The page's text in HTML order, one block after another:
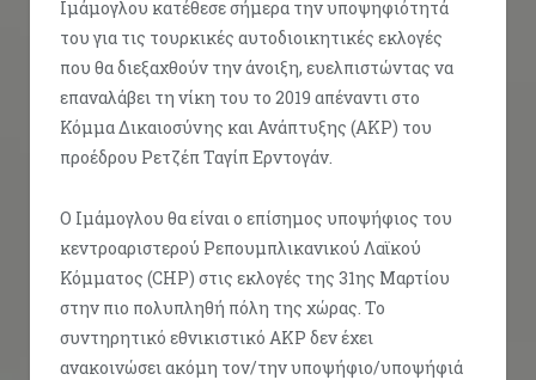
Ιμάμογλου κατέθεσε σήμερα την υποψηφιότητά
του για τις τουρκικές αυτοδιοικητικές εκλογές
που θα διεξαχθούν την άνοιξη, ευελπιστώντας να
επαναλάβει τη νίκη του το 2019 απέναντι στο
Κόμμα Δικαιοσύνης και Ανάπτυξης (AKP) του
προέδρου Ρετζέπ Ταγίπ Ερντογάν.
Ο Ιμάμογλου θα είναι ο επίσημος υποψήφιος του
κεντροαριστερού Ρεπουμπλικανικού Λαϊκού
Κόμματος (CHP) στις εκλογές της 31ης Μαρτίου
στην πιο πολυπληθή πόλη της χώρας. Το
συντηρητικό εθνικιστικό AKP δεν έχει
ανακοινώσει ακόμη τον/την υποψήφιο/υποψήφιά